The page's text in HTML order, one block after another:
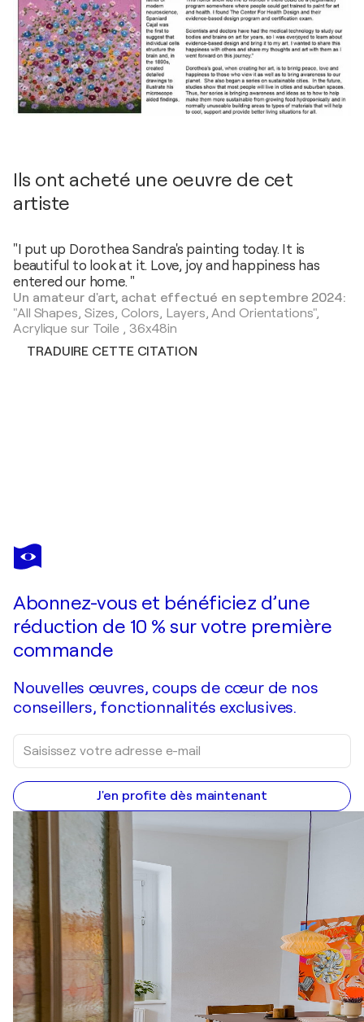
Ils ont acheté une oeuvre de cet
artiste
"I put up Dorothea Sandra's painting today. It is
beautiful to look at it. Love, joy and happiness has
entered our home. "
Un amateur d'art, achat effectué en septembre 2024:
"All Shapes, Sizes, Colors, Layers, And Orientations",
Acrylique sur Toile , 36x48in
TRADUIRE CETTE CITATION
DOROTHEA
SANDRA
Je passe commande
Abonnez-vous et bénéficiez d’une
réduction de 10 % sur votre première
commande
Nouvelles œuvres, coups de cœur de nos
conseillers, fonctionnalités exclusives.
J'en profite dès maintenant